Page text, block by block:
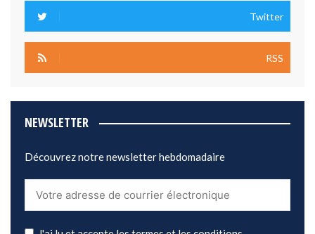
Twitter
RSS
NEWSLETTER
Découvrez notre newsletter hebdomadaire